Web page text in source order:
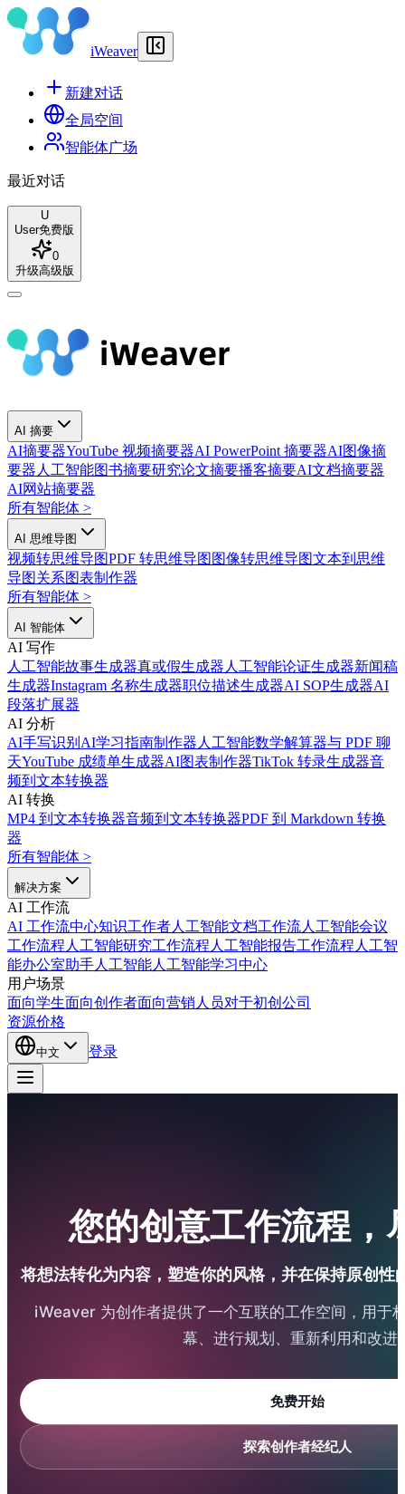
iWeaver
新建对话
全局空间
智能体广场
最近对话
U
User免费版
0
升级高级版
AI 摘要
AI摘要器YouTube 视频摘要器AI PowerPoint 摘要器AI图像摘
要器 人工智能图书摘要研究论文摘要播客摘要AI文档摘要器
AI网站摘要器
所有智能体 >
AI 思维导图
视频转思维导图PDF 转思维导图 图像转思维导图文本到思维
导图关系图表制作器
所有智能体 >
AI 智能体
AI 写作
人工智能故事生成器真或假生成器 人工智能论证生成器新闻稿
生成器Instagram 名称生成器职位描述生成器AI SOP生成器AI
段落扩展器
AI 分析
AI手写识别 AI学习指南制作器 人工智能数学解算器与 PDF 聊
天YouTube 成绩单生成器AI图表制作器TikTok 转录生成器音
频到文本转换器
AI 转换
MP4 到文本转换器音频到文本转换器PDF 到 Markdown 转换
器
所有智能体 >
解决方案
AI 工作流
AI 工作流中心知识工作者人工智能文档工作流人工智能会议
工作流程人工智能研究工作流程人工智能报告工作流程人工智
能办公室助手人工智能人工智能学习中心
用户场景
面向学生面向创作者面向营销人员对于初创公司
资源价格
中文 登录
您的创意工作流程，
将想法转化为内容，塑造你的风格，并在保持原创性
iWeaver 为创作者提供了一个互联的工作空间，用于
幕、进行规划、重新利用和改进
免费开始
探索创作者经纪人